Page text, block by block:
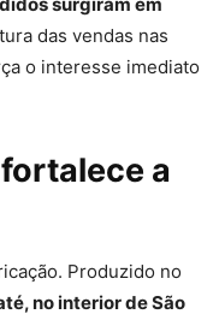
das vendas nas
o interesse imediato
a
Produzido no
no interior de São